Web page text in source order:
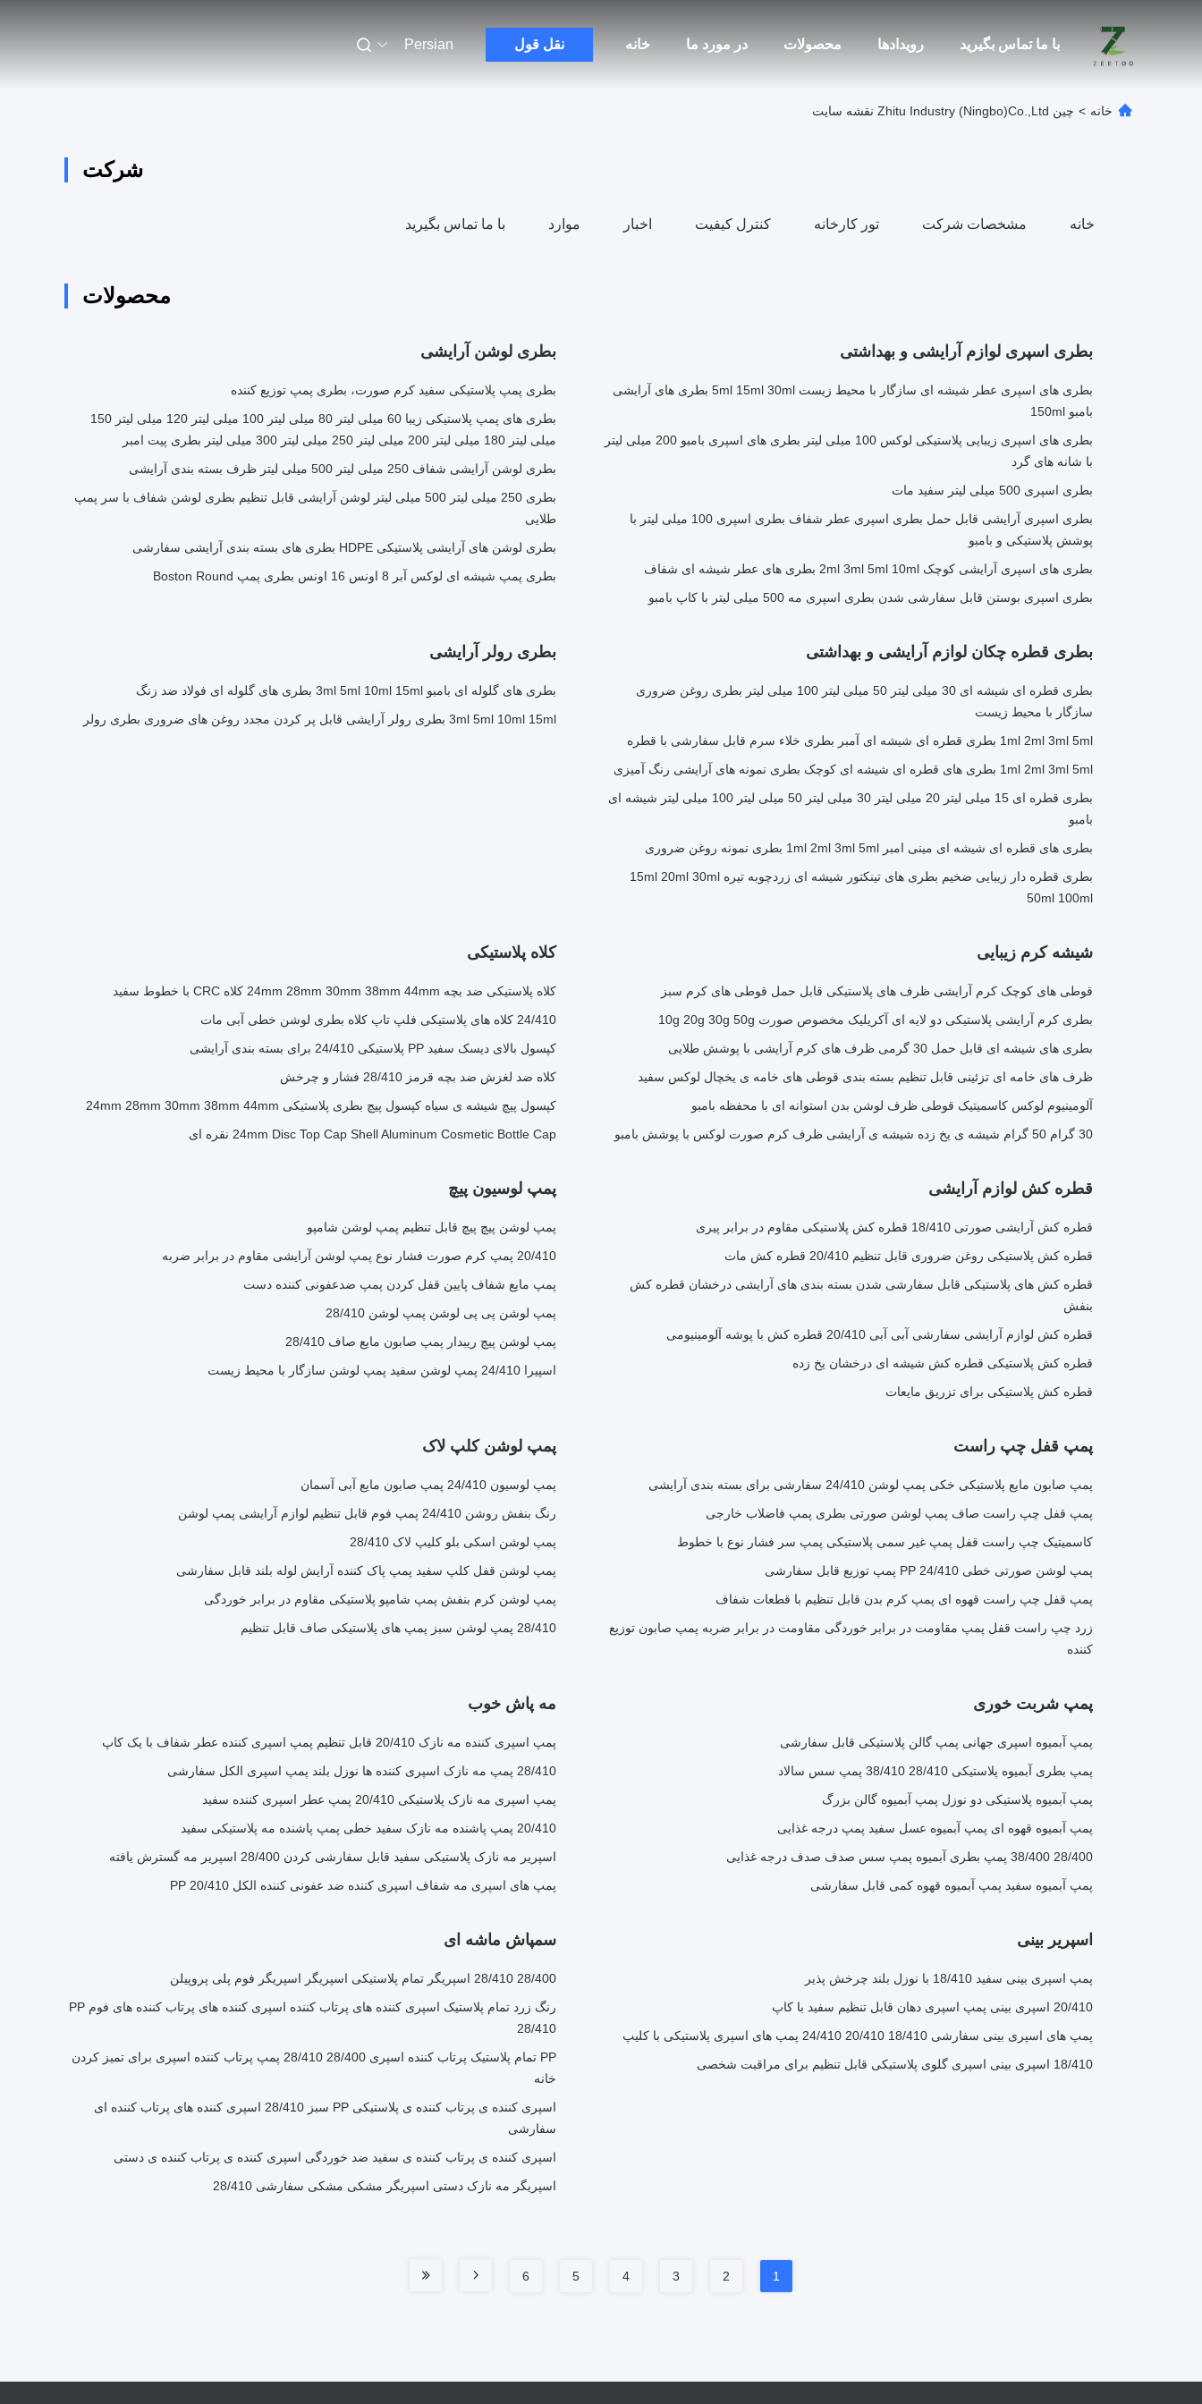
خانه در مورد ما محصولات رویدادها با ما تماس بگیرید نقل قول Persian
خانه > چین Zhitu Industry (ningbo)Co.,Ltd نقشه سایت
شرکت
خانه مشخصات شرکت تور کارخانه کنترل کیفیت اخبار موارد با ما تماس بگیرید
محصولات
بطری اسپری لوازم آرایشی و بهداشتی
بطری های اسپری عطر شیشه ای سازگار با محیط زیست 5ml 15ml 30ml بطری های آرایشی
بامبو 150ml
بطری های اسپری زیبایی پلاستیکی لوکس 100 میلی لیتر بطری های اسپری بامبو 200 میلی لیتر
با شانه های گرد
بطری اسپری 500 میلی لیتر سفید مات
بطری اسپری آرایشی قابل حمل بطری اسپری عطر شفاف بطری اسپری 100 میلی لیتر با
پوشش پلاستیکی و بامبو
بطری های اسپری آرایشی کوچک 2ml 3ml 5ml 10ml بطری های عطر شیشه ای شفاف
بطری اسپری بوستن قابل سفارشی شدن بطری اسپری مه 500 میلی لیتر با کاپ بامبو
بطری لوشن آرایشی
بطری پمپ پلاستیکی سفید کرم صورت، بطری پمپ توزیع کننده
بطری های پمپ پلاستیکی زیبا 60 میلی لیتر 80 میلی لیتر 100 میلی لیتر 120 میلی لیتر 150
میلی لیتر 180 میلی لیتر 200 میلی لیتر 250 میلی لیتر 300 میلی لیتر بطری پیت امبر
بطری لوشن آرایشی شفاف 250 میلی لیتر 500 میلی لیتر ظرف بسته بندی آرایشی
بطری 250 میلی لیتر 500 میلی لیتر لوشن آرایشی قابل تنظیم بطری لوشن شفاف با سر پمپ
طلایی
بطری لوشن های آرایشی پلاستیکی HDPE بطری های بسته بندی آرایشی سفارشی
بطری پمپ شیشه ای لوکس آبر 8 اونس 16 اونس بطری پمپ Boston Round
بطری قطره چکان لوازم آرایشی و بهداشتی
بطری قطره ای شیشه ای 30 میلی لیتر 50 میلی لیتر 100 میلی لیتر بطری روغن ضروری
سازگار با محیط زیست
1ml 2ml 3ml 5ml بطری قطره ای شیشه ای آمبر بطری خلاء سرم قابل سفارشی با قطره
1ml 2ml 3ml 5ml بطری های قطره ای شیشه ای کوچک بطری نمونه های آرایشی رنگ آمیزی
بطری قطره ای 15 میلی لیتر 20 میلی لیتر 30 میلی لیتر 50 میلی لیتر 100 میلی لیتر شیشه ای
بامبو
بطری های قطره ای شیشه ای مینی امبر 1ml 2ml 3ml 5ml بطری نمونه روغن ضروری
بطری قطره دار زیبایی ضخیم بطری های تینکتور شیشه ای زردچوبه تیره 15ml 20ml 30ml
50ml 100ml
بطری رولر آرایشی
بطری های گلوله ای بامبو 3ml 5ml 10ml 15ml بطری های گلوله ای فولاد ضد زنگ
3ml 5ml 10ml 15ml بطری رولر آرایشی قابل پر کردن مجدد روغن های ضروری بطری رولر
شیشه کرم زیبایی
قوطی های کوچک کرم آرایشی ظرف های پلاستیکی قابل حمل قوطی های کرم سبز
بطری کرم آرایشی پلاستیکی دو لایه ای آکریلیک مخصوص صورت 10g 20g 30g 50g
بطری های شیشه ای قابل حمل 30 گرمی ظرف های کرم آرایشی با پوشش طلایی
ظرف های خامه ای تزئینی قابل تنظیم بسته بندی قوطی های خامه ی یخچال لوکس سفید
آلومینیوم لوکس کاسمیتیک قوطی ظرف لوشن بدن استوانه ای با محفظه بامبو
30 گرام 50 گرام شیشه ی یخ زده شیشه ی آرایشی ظرف کرم صورت لوکس با پوشش بامبو
کلاه پلاستیکی
کلاه پلاستیکی ضد بچه 24mm 28mm 30mm 38mm 44mm کلاه CRC با خطوط سفید
24/410 کلاه های پلاستیکی فلپ تاپ کلاه بطری لوشن خطی آبی مات
کپسول بالای دیسک سفید PP پلاستیکی 24/410 برای بسته بندی آرایشی
کلاه ضد لغزش ضد بچه قرمز 28/410 فشار و چرخش
کپسول پیچ شیشه ی سیاه کپسول پیچ بطری پلاستیکی 24mm 28mm 30mm 38mm 44mm
24mm Disc Top Cap Shell Aluminum Cosmetic Bottle Cap نقره ای
قطره کش لوازم آرایشی
قطره کش آرایشی صورتی 18/410 قطره کش پلاستیکی مقاوم در برابر پیری
قطره کش پلاستیکی روغن ضروری قابل تنظیم 20/410 قطره کش مات
قطره کش های پلاستیکی قابل سفارشی شدن بسته بندی های آرایشی درخشان قطره کش
بنفش
قطره کش لوازم آرایشی سفارشی آبی آبی 20/410 قطره کش با پوشه آلومینیومی
قطره کش پلاستیکی قطره کش شیشه ای درخشان یخ زده
قطره کش پلاستیکی برای تزریق مایعات
پمپ لوسیون پیچ
پمپ لوشن پیچ پیچ قابل تنظیم پمپ لوشن شامپو
20/410 پمپ کرم صورت فشار نوع پمپ لوشن آرایشی مقاوم در برابر ضربه
پمپ مایع شفاف پایین قفل کردن پمپ ضدعفونی کننده دست
پمپ لوشن پی پی لوشن پمپ لوشن 28/410
پمپ لوشن پیچ ریبدار پمپ صابون مایع صاف 28/410
اسپیرا 24/410 پمپ لوشن سفید پمپ لوشن سازگار با محیط زیست
پمپ قفل چپ راست
پمپ صابون مایع پلاستیکی خکی پمپ لوشن 24/410 سفارشی برای بسته بندی آرایشی
پمپ قفل چپ راست صاف پمپ لوشن صورتی بطری پمپ فاضلاب خارجی
کاسمیتیک چپ راست قفل پمپ غیر سمی پلاستیکی پمپ سر فشار نوع با خطوط
پمپ لوشن صورتی خطی PP 24/410 پمپ توزیع قابل سفارشی
پمپ قفل چپ راست قهوه ای پمپ کرم بدن قابل تنظیم با قطعات شفاف
زرد چپ راست قفل پمپ مقاومت در برابر خوردگی مقاومت در برابر ضربه پمپ صابون توزیع
کننده
پمپ لوشن کلپ لاک
پمپ لوسیون 24/410 پمپ صابون مایع آبی آسمان
رنگ بنفش روشن 24/410 پمپ فوم قابل تنظیم لوازم آرایشی پمپ لوشن
پمپ لوشن اسکی بلو کلیپ لاک 28/410
پمپ لوشن قفل کلپ سفید پمپ پاک کننده آرایش لوله بلند قابل سفارشی
پمپ لوشن کرم بنفش پمپ شامپو پلاستیکی مقاوم در برابر خوردگی
28/410 پمپ لوشن سبز پمپ های پلاستیکی صاف قابل تنظیم
پمپ شربت خوری
پمپ آبمیوه اسپری جهانی پمپ گالن پلاستیکی قابل سفارشی
پمپ بطری آبمیوه پلاستیکی 28/410 38/410 پمپ سس سالاد
پمپ آبمیوه پلاستیکی دو نوزل پمپ آبمیوه گالن بزرگ
پمپ آبمیوه قهوه ای پمپ آبمیوه عسل سفید پمپ درجه غذایی
28/400 38/400 پمپ بطری آبمیوه پمپ سس صدف صدف درجه غذایی
پمپ آبمیوه سفید پمپ آبمیوه قهوه کمی قابل سفارشی
مه پاش خوب
پمپ اسپری کننده مه نازک 20/410 قابل تنظیم پمپ اسپری کننده عطر شفاف با یک کاپ
28/410 پمپ مه نازک اسپری کننده ها نوزل بلند پمپ اسپری الکل سفارشی
پمپ اسپری مه نازک پلاستیکی 20/410 پمپ عطر اسپری کننده سفید
20/410 پمپ پاشنده مه نازک سفید خطی پمپ پاشنده مه پلاستیکی سفید
اسپریر مه نازک پلاستیکی سفید قابل سفارشی کردن 28/400 اسپریر مه گسترش یافته
پمپ های اسپری مه شفاف اسپری کننده ضد عفونی کننده الکل PP 20/410
اسپریر بینی
پمپ اسپری بینی سفید 18/410 با نوزل بلند چرخش پذیر
20/410 اسپری بینی پمپ اسپری دهان قابل تنظیم سفید با کاپ
پمپ های اسپری بینی سفارشی 18/410 20/410 24/410 پمپ های اسپری پلاستیکی با کلیپ
18/410 اسپری بینی اسپری گلوی پلاستیکی قابل تنظیم برای مراقبت شخصی
سمپاش ماشه ای
28/400 28/410 اسپریگر تمام پلاستیکی اسپریگر اسپریگر فوم پلی پروپیلن
رنگ زرد تمام پلاستیک اسپری کننده های پرتاب کننده اسپری کننده های پرتاب کننده های فوم PP
28/410
PP تمام پلاستیک پرتاب کننده اسپری 28/400 28/410 پمپ پرتاب کننده اسپری برای تمیز کردن
خانه
اسپری کننده ی پرتاب کننده ی پلاستیکی PP سبز 28/410 اسپری کننده های پرتاب کننده ای
سفارشی
اسپری کننده ی پرتاب کننده ی سفید ضد خوردگی اسپری کننده ی پرتاب کننده ی دستی
اسپریگر مه نازک دستی اسپریگر مشکی مشکی سفارشی 28/410
1
2
3
4
5
6